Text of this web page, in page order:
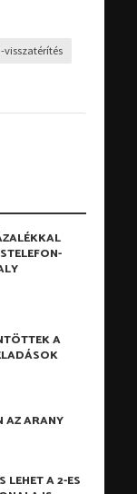
visszatérítés
A
AZ ARANY
LEHET A 2-ES